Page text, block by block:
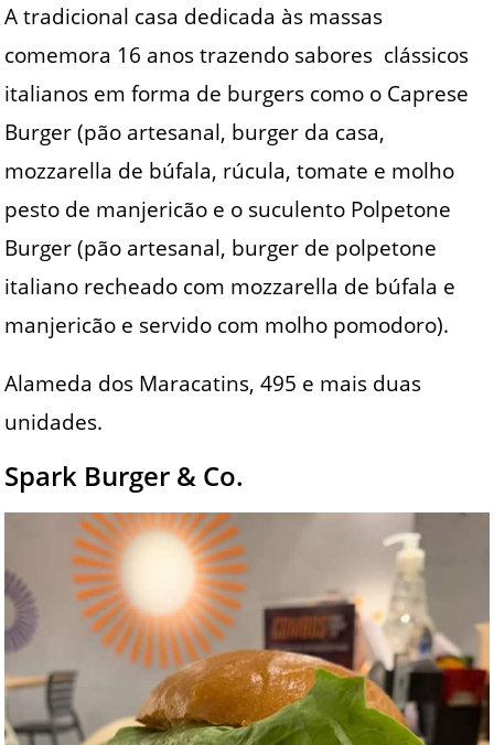
A tradicional casa dedicada às massas
comemora 16 anos trazendo sabores clássicos
italianos em forma de burgers como o Caprese
Burger (pão artesanal, burger da casa,
mozzarella de búfala, rúcula, tomate e molho
pesto de manjericão e o suculento Polpetone
Burger (pão artesanal, burger de polpetone
italiano recheado com mozzarella de búfala e
manjericão e servido com molho pomodoro).
Alameda dos Maracatins, 495 e mais duas
unidades.
Spark Burger & Co.